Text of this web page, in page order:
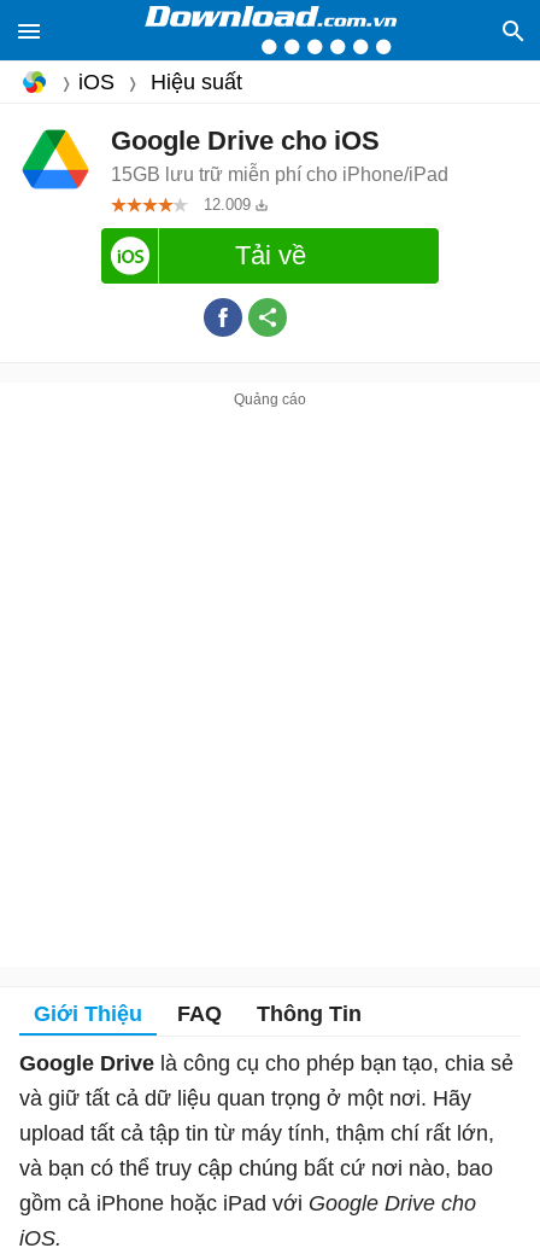
iOS Hiệu suất
Google Drive cho iOS
15GB lưu trữ miễn phí cho iPhone/iPad
12.009
Tải về
Giới Thiệu FAQ Thông Tin
Google Drive là công cụ cho phép bạn tạo, chia sẻ
và giữ tất cả dữ liệu quan trọng ở một nơi. Hãy
upload tất cả tập tin từ máy tính, thậm chí rất lớn,
và bạn có thể truy cập chúng bất cứ nơi nào, bao
gồm cả iPhone hoặc iPad với Google Drive cho
iOS.